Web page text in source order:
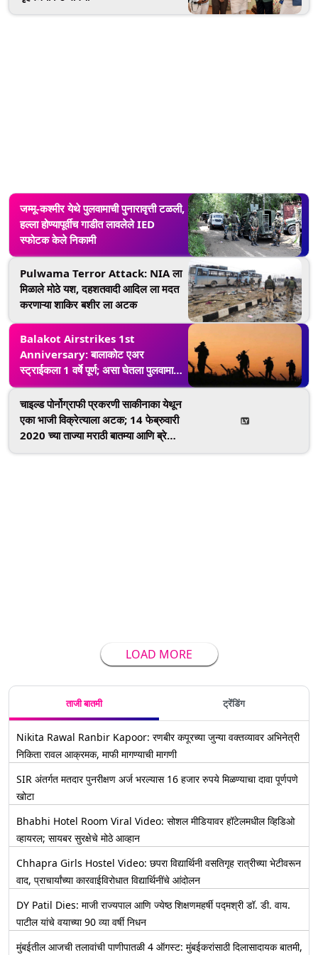
जम्मू-कश्मीर येथे पुलवामाची पुनारावृत्ती टळली,
हल्ला होण्यापूर्वीच गाडीत लावलेले IED
स्फोटक केले निकामी
Pulwama Terror Attack: NIA ला
मिळाले मोठे यश, दहशतवादी आदिल ला मदत
करणाऱ्या शाकिर बशीर ला अटक
Balakot Airstrikes 1st
Anniversary: बालाकोट एअर
स्ट्राईकला 1 वर्षे पूर्ण; असा घेतला पुलवामा
हल्ल्याचा बदला
चाइल्ड पोर्नोग्राफी प्रकरणी साकीनाका येथून
एका भाजी विक्रेत्याला अटक; 14 फेब्रुवारी
2020 च्या ताज्या मराठी बातम्या आणि ब्रेकिंग
LOAD MORE
ताजी बातमी ट्रेंडिंग
Nikita Rawal Ranbir Kapoor: रणबीर कपूरच्या जुन्या वक्तव्यावर अभिनेत्री
निकिता रावल आक्रमक, माफी मागण्याची मागणी
SIR अंतर्गत मतदार पुनरीक्षण अर्ज भरल्यास 16 हजार रुपये मिळण्याचा दावा पूर्णपणे
खोटा
Bhabhi Hotel Room Viral Video: सोशल मीडियावर हॉटेलमधील व्हिडिओ
व्हायरल; सायबर सुरक्षेचे मोठे आव्हान
Chhapra Girls Hostel Video: छपरा विद्यार्थिनी वसतिगृह रात्रीच्या भेटीवरून
वाद, प्राचार्यांच्या कारवाईविरोधात विद्यार्थिनींचे आंदोलन
DY Patil Dies: माजी राज्यपाल आणि ज्येष्ठ शिक्षणमहर्षी पद्मश्री डॉ. डी. वाय.
पाटील यांचे वयाच्या 90 व्या वर्षी निधन
मुंबईतील आजची तलावांची पाणीपातळी 4 ऑगस्ट: मुंबईकरांसाठी दिलासादायक बातमी,